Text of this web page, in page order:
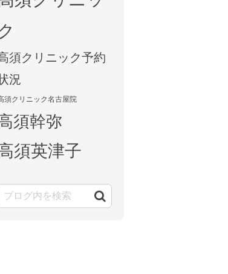
須クリニック予約
況
須クリニック名古屋院
須幹弥
須英津子